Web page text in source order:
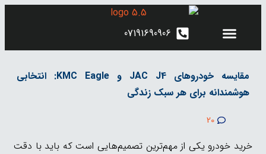
07191690906
مقایسه خودروهای JAC J4 و KMC Eagle: انتخابی
هوشمندانه برای هر سبک زندگی
20
خرید خودرو یکی از مهم‌ترین تصمیم‌هایی است که باید با دقت